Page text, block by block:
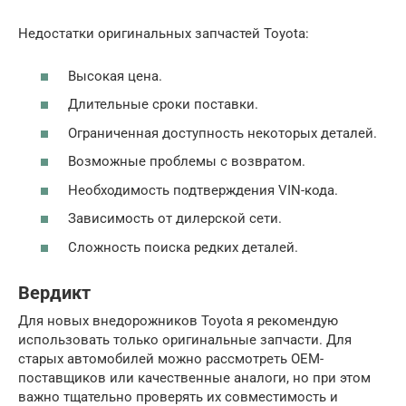
Недостатки оригинальных запчастей Toyota:
Высокая цена.
Длительные сроки поставки.
Ограниченная доступность некоторых деталей.
Возможные проблемы с возвратом.
Необходимость подтверждения VIN-кода.
Зависимость от дилерской сети.
Сложность поиска редких деталей.
Вердикт
Для новых внедорожников Toyota я рекомендую
использовать только оригинальные запчасти. Для
старых автомобилей можно рассмотреть OEM-
поставщиков или качественные аналоги, но при этом
важно тщательно проверять их совместимость и